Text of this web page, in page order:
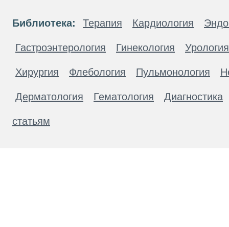
Библиотека: Терапия Кардиология
Гастроэнтерология Гинекология Урология
Хирургия Флебология Пульмонология
Дерматология Гематология Диагностика
статьям